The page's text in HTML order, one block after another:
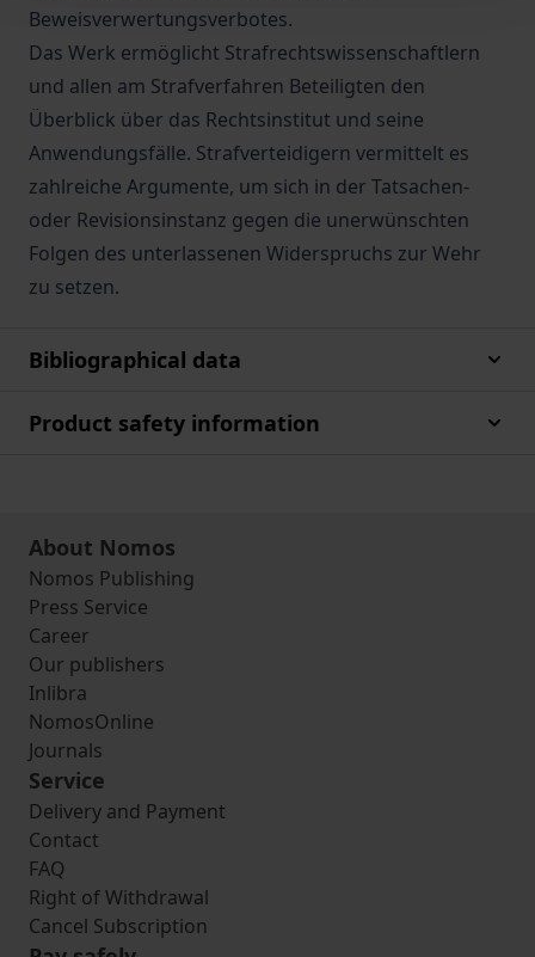
Beweisverwertungsverbotes.
Das Werk ermöglicht Strafrechtswissenschaftlern
und allen am Strafverfahren Beteiligten den
Überblick über das Rechtsinstitut und seine
Anwendungsfälle. Strafverteidigern vermittelt es
zahlreiche Argumente, um sich in der Tatsachen-
oder Revisionsinstanz gegen die unerwünschten
Folgen des unterlassenen Widerspruchs zur Wehr
zu setzen.
Bibliographical data
Product safety information
About Nomos
Nomos Publishing
Press Service
Career
Our publishers
Inlibra
NomosOnline
Journals
Service
Delivery and Payment
Contact
FAQ
Right of Withdrawal
Cancel Subscription